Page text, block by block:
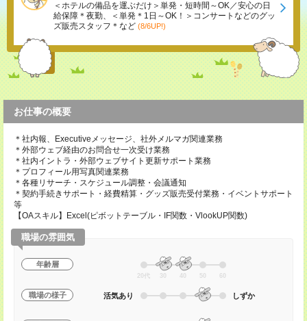
＜ホテルの備品を運ぶだけ＞単発・短時間～OK／安心の日
給保障＊夜勤、＜単発＊1日～OK！＞コンサートなどのグッ
ズ販売スタッフ＊など (8/6UP!)
お仕事の概要
＊社内報、Executiveメッセージ、社外メルマガ関連業務
＊外部ウェブ経由のお問合せ一次受け業務
＊社内イントラ・外部ウェブサイト更新サポート業務
＊プロフィール用写真関連業務
＊各種リサーチ・スケジュール調整・会議通知
＊契約手続きサポート・経費精算・グッズ販売受付業務・イベントサポート
等
【OAスキル】Excel(ピボットテーブル・IF関数・VlookUP関数)
職場の雰囲気
年齢層
20代 30 40 50 60
職場の様子 活気あり しずか